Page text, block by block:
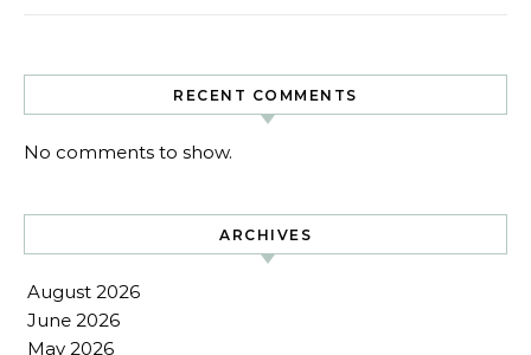
RECENT COMMENTS
No comments to show.
ARCHIVES
August 2026
June 2026
May 2026